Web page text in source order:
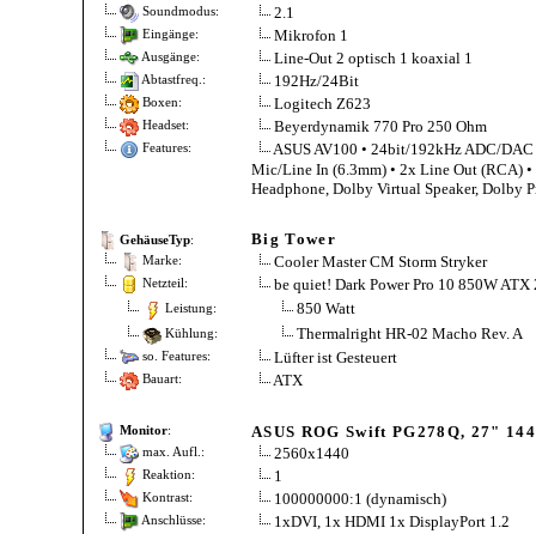
Soundmodus: 2.1
Eingänge: Mikrofon 1
Ausgänge: Line-Out 2 optisch 1 koaxial 1
Abtastfreq.: 192Hz/24Bit
Boxen: Logitech Z623
Headset: Beyerdynamik 770 Pro 250 Ohm
Features:
ASUS AV100 • 24bit/192kHz ADC/
Mic/Line In (6.3mm) • 2x Line Out (RCA)
Headphone, Dolby Virtual Speaker, Dolby
GehäuseTyp: Big Tower
Marke: Cooler Master CM Storm Stryker
Netzteil: be quiet! Dark Power Pro 10 850W ATX
Leistung: 850 Watt
Kühlung: Thermalright HR-02 Macho Rev. A
so. Features: Lüfter ist Gesteuert
Bauart: ATX
Monitor: ASUS ROG Swift PG278Q, 27"
max. Aufl.: 2560x1440
Reaktion: 1
Kontrast: 100000000:1 (dynamisch)
Anschlüsse: 1xDVI, 1x HDMI 1x DisplayPort 1.2